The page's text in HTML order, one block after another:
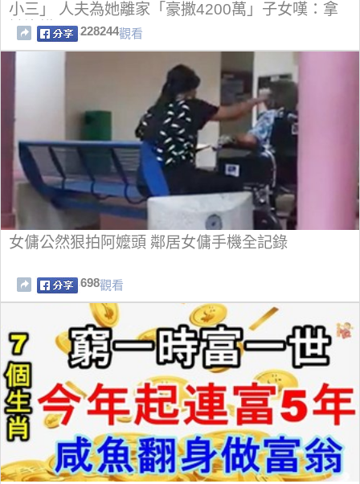
小三」 人夫為她離家「豪撒4200萬」子女嘆：拿
她沒轍
228244觀看
女傭公然狠拍阿嬤頭 鄰居女傭手機全記錄
698觀看